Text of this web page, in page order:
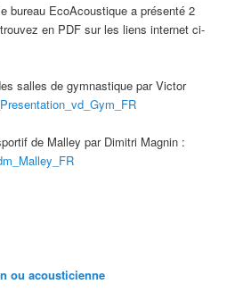
bureau EcoAcoustique a présenté 2
en PDF sur les liens internet ci-
salles de gymnastique par Victor
de Malley par Dimitri Magnin :
ou acousticienne